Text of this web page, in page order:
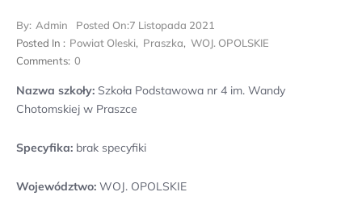
By: Admin Posted On:7 Listopada 2021
Posted In : Powiat Oleski, Praszka, WOJ. OPOLSKIE
Comments: 0
Nazwa szkoły: Szkoła Podstawowa nr 4 im. Wandy
Chotomskiej w Praszce
Specyfika: brak specyfiki
Województwo: WOJ. OPOLSKIE